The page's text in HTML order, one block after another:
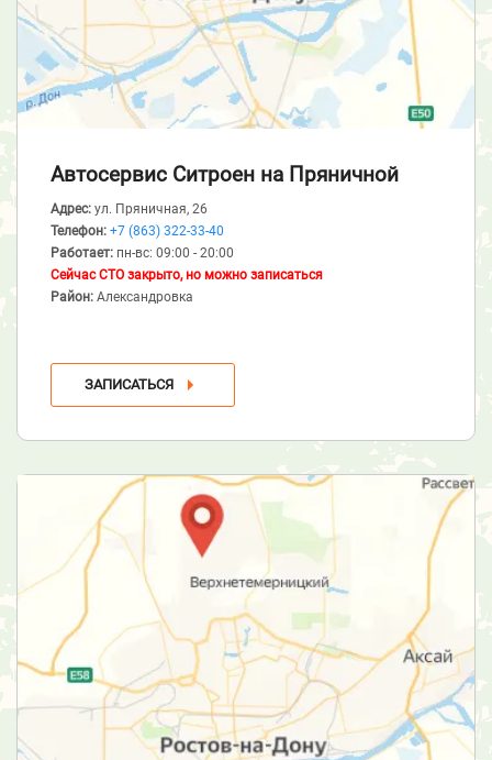
Автосервис Ситроен на Пряничной
Адрес: ул. Пряничная, 26
Телефон: +7 (863) 322-33-40
Работает: пн-вс: 09:00 - 20:00
Сейчас СТО закрыто, но можно записаться
Район: Александровка
ЗАПИСАТЬСЯ